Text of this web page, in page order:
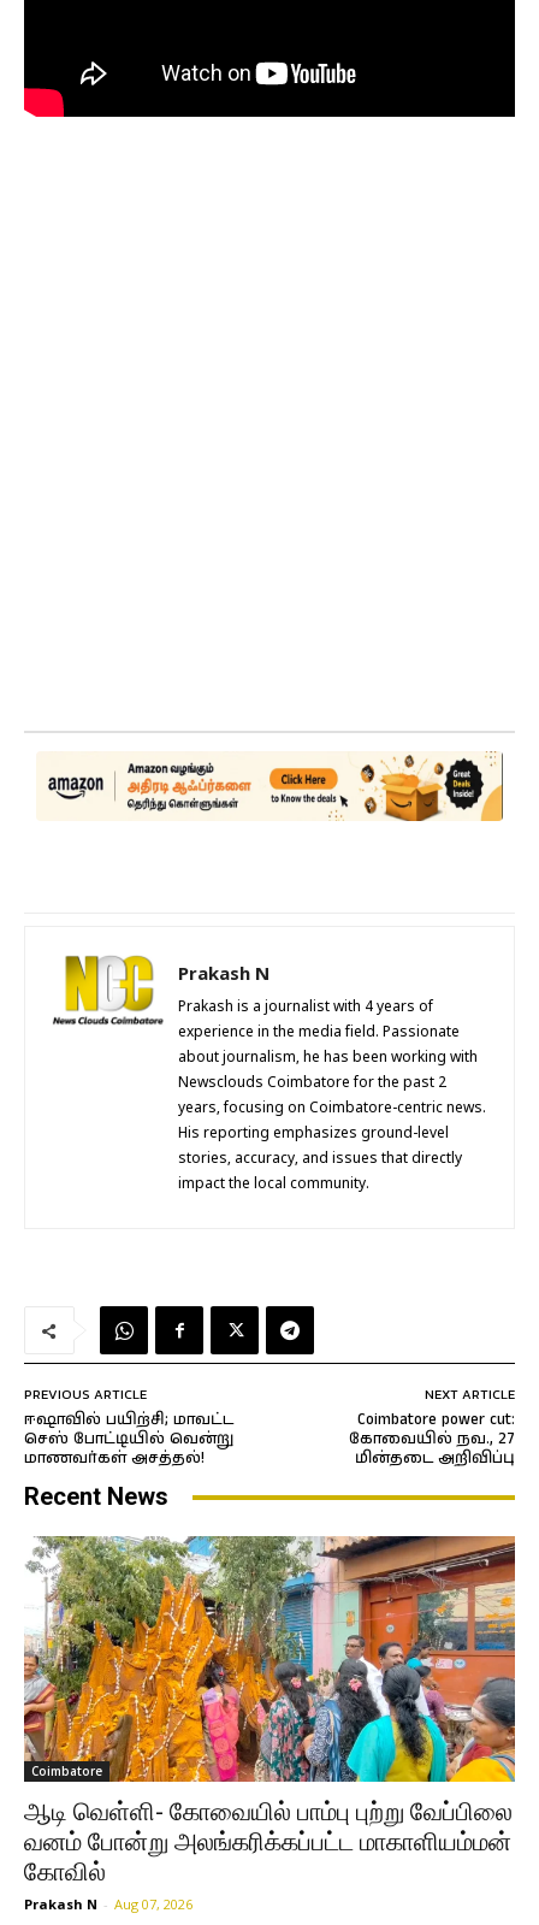
Prakash N
Prakash is a journalist with 4 years of
experience in the media field. Passionate
about journalism, he has been working with
Newsclouds Coimbatore for the past 2
years, focusing on Coimbatore-centric news.
His reporting emphasizes ground-level
stories, accuracy, and issues that directly
impact the local community.
PREVIOUS ARTICLE
ஈஷாவில் பயிற்சி; மாவட்ட
செஸ் போட்டியில் வென்று
மாணவர்கள் அசத்தல்!
NEXT ARTICLE
Coimbatore power cut:
கோவையில் நவ., 27
மின்தடை அறிவிப்பு
Recent News
Coimbatore
ஆடி வெள்ளி- கோவையில் பாம்பு புற்று வேப்பிலை
வனம் போன்று அலங்கரிக்கப்பட்ட மாகாளியம்மன்
கோவில்
Prakash N - Aug 07, 2026